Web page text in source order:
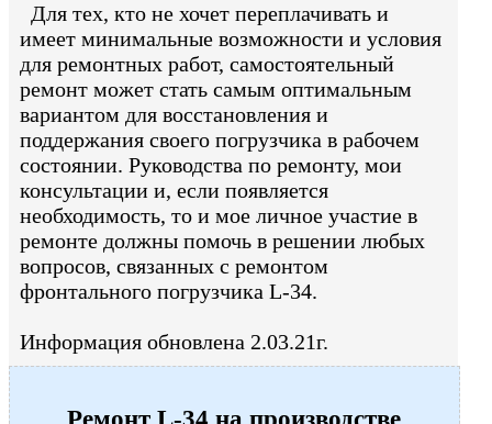
Для тех, кто не хочет переплачивать и
имеет минимальные возможности и условия
для ремонтных работ, самостоятельный
ремонт может стать самым оптимальным
вариантом для восстановления и
поддержания своего погрузчика в рабочем
состоянии. Руководства по ремонту, мои
консультации и, если появляется
необходимость, то и мое личное участие в
ремонте должны помочь в решении любых
вопросов, связанных с ремонтом
фронтального погрузчика L-34.
Информация обновлена 2.03.21г.
Ремонт L-34 на производстве